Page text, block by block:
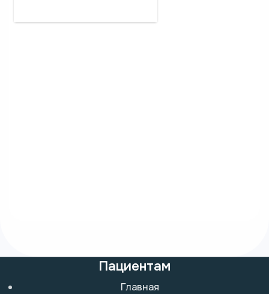
Пациентам
Главная